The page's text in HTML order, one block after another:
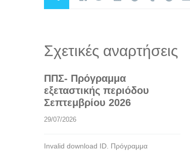
Σχετικές αναρτήσεις
ΠΠΣ- Πρόγραμμα
εξεταστικής περιόδου
Σεπτεμβρίου 2026
29/07/2026
Invalid download ID. Πρόγραμμα